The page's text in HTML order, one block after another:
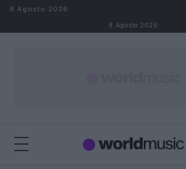
Salta al contenuto
8 Agosto 2026
8 Agosto 2026